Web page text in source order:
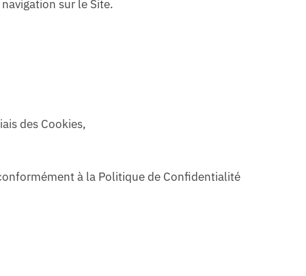
sur le Site.
des Cookies,
à la Politique de Confidentialité